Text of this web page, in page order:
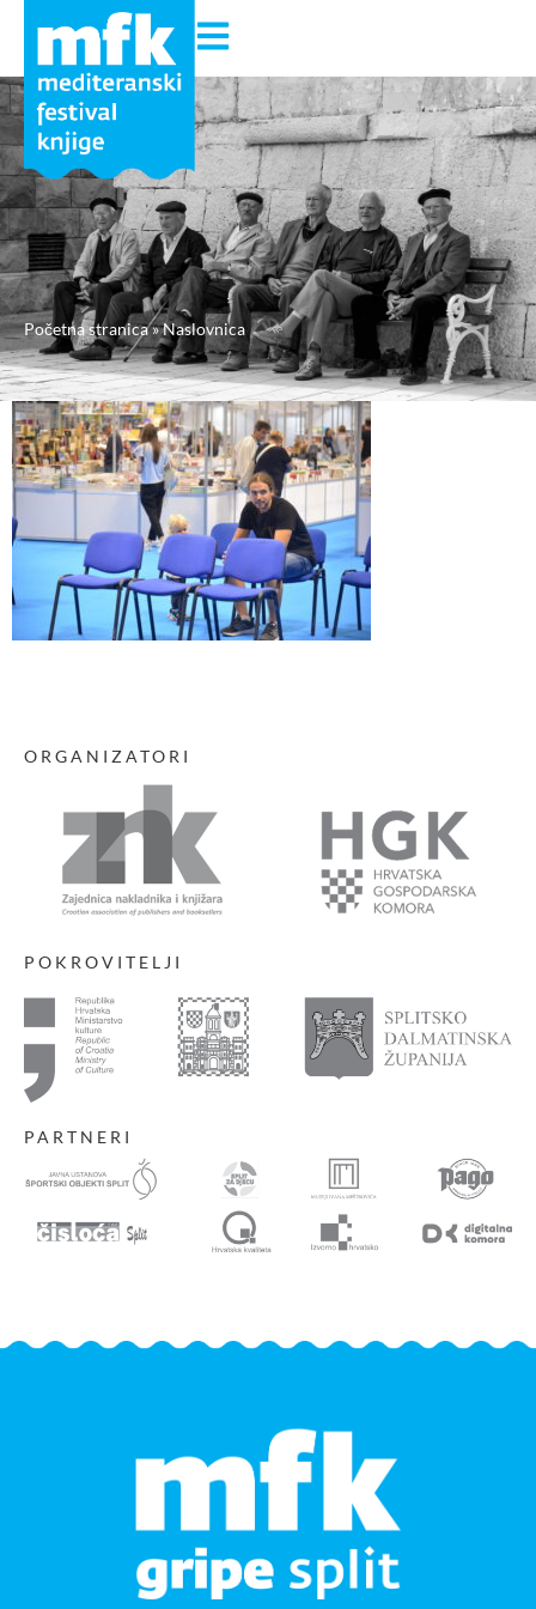
Početna stranica»Naslovnica
ORGANIZATORI
POKROVITELJI
PARTNERI